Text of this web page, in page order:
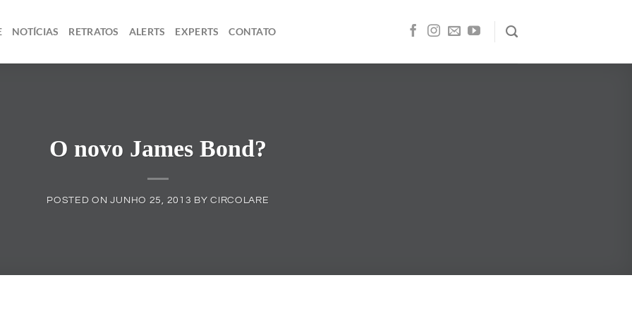
NOTÍCIAS RETRATOS ALERTS EXPERTS CONTATO
O novo James Bond?
POSTED ONJUNHO 25, 2013 BYCIRCOLARE